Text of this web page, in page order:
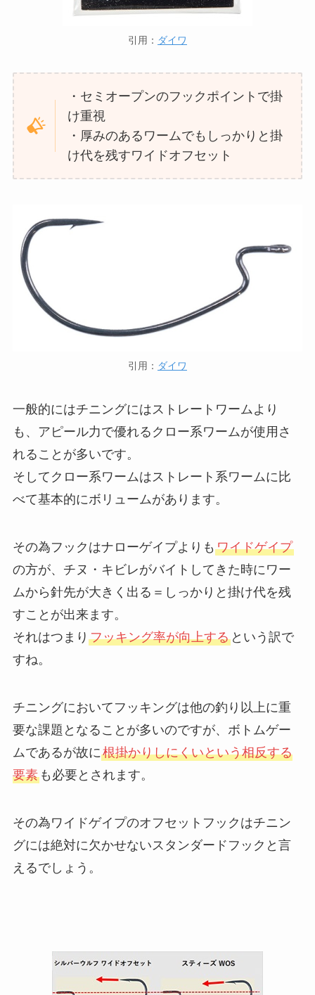
引用： ダイワ
・セミオープンのフックポイントで掛
け重視
・厚みのあるワームでもしっかりと掛
け代を残すワイドオフセット
引用： ダイワ
一般的にはチニングにはストレートワームより
も、アピール力で優れるクロー系ワームが使用さ
れることが多いです。
そしてクロー系ワームはストレート系ワームに比
べて基本的にボリュームがあります。
その為フックはナローゲイプよりも ワイドゲイプ
の方が、チヌ・キビレがバイトしてきた時にワー
ムから針先が大きく出る＝しっかりと掛け代を残
すことが出来ます。
それはつまり フッキング率が向上するという訳で
すね。
チニングにおいてフッキングは他の釣り以上に重
要な課題となることが多いのですが、ボトムゲー
ムであるが故に根掛かりしにくいという相反する
要素も必要とされます。
その為ワイドゲイプのオフセットフックはチニン
グには絶対に欠かせないスタンダードフックと言
えるでしょう。